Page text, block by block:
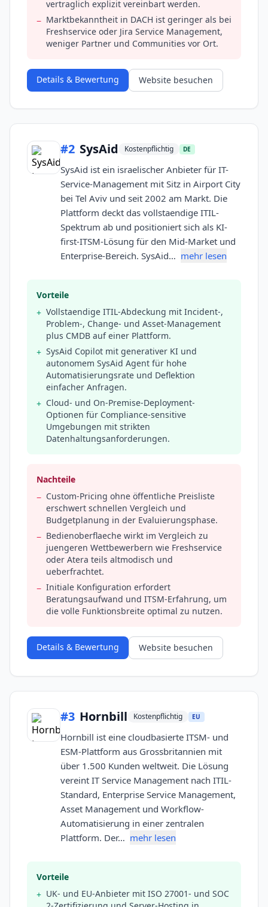
vertraglich explizit vereinbart werden.
− Marktbekanntheit in DACH ist geringer als bei
Freshservice oder Jira Service Management,
weniger Partner und Communities vor Ort.
Details & Bewertung Website besuchen
#2 SysAid Kostenpflichtig DE
SysAid ist ein israelischer Anbieter für IT-
Service-Management mit Sitz in Airport City
bei Tel Aviv und seit 2002 am Markt. Die
Plattform deckt das vollstaendige ITIL-
Spektrum ab und positioniert sich als KI-
first-ITSM-Lösung für den Mid-Market und
Enterprise-Bereich. SysAid… mehr lesen
Vorteile
+ Vollstaendige ITIL-Abdeckung mit Incident-,
Problem-, Change- und Asset-Management
plus CMDB auf einer Plattform.
+ SysAid Copilot mit generativer KI und
autonomem SysAid Agent für hohe
Automatisierungsrate und Deflektion
einfacher Anfragen.
+ Cloud- und On-Premise-Deployment-
Optionen für Compliance-sensitive
Umgebungen mit strikten
Datenhaltungsanforderungen.
Nachteile
− Custom-Pricing ohne öffentliche Preisliste
erschwert schnellen Vergleich und
Budgetplanung in der Evaluierungsphase.
− Bedienoberflaeche wirkt im Vergleich zu
juengeren Wettbewerbern wie Freshservice
oder Atera teils altmodisch und
ueberfrachtet.
− Initiale Konfiguration erfordert
Beratungsaufwand und ITSM-Erfahrung, um
die volle Funktionsbreite optimal zu nutzen.
Details & Bewertung Website besuchen
#3 Hornbill Kostenpflichtig EU
Hornbill ist eine cloudbasierte ITSM- und
ESM-Plattform aus Grossbritannien mit
über 1.500 Kunden weltweit. Die Lösung
vereint IT Service Management nach ITIL-
Standard, Enterprise Service Management,
Asset Management und Workflow-
Automatisierung in einer zentralen
Plattform. Der… mehr lesen
Vorteile
+ UK- und EU-Anbieter mit ISO 27001- und SOC